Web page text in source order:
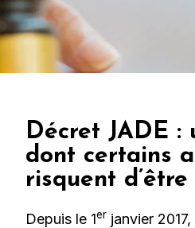
Décret JADE :
dont certains
risquent
Depuis le 1er janvier